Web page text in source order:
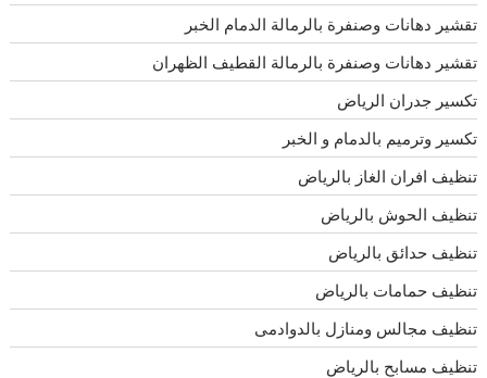
تقشير دهانات وصنفرة بالرمالة الدمام الخبر
تقشير دهانات وصنفرة بالرمالة القطيف الظهران
تكسير جدران الرياض
تكسير وترميم بالدمام و الخبر
تنظيف افران الغاز بالرياض
تنظيف الحوش بالرياض
تنظيف حدائق بالرياض
تنظيف حمامات بالرياض
تنظيف مجالس ومنازل بالدوادمى
تنظيف مسابح بالرياض